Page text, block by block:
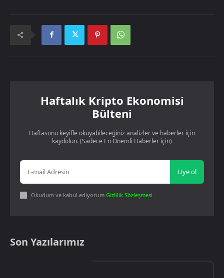
Haftalık Kripto Ekonomisi
Bülteni
Haftasonu keyifle okuyabileceğiniz analizler ve haberler için
kaydolun. (Sadece En Önemli Haberler için)
Üye ol
Okudum ve kabul ediyorum Gizlilik Sözleşmesi
Son Yazılarımız